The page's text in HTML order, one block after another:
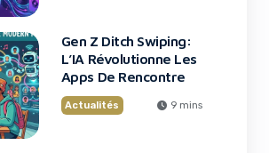
Gen Z Ditch Swiping:
L’IA Révolutionne Les
Apps De Rencontre
Actualités 9 mins